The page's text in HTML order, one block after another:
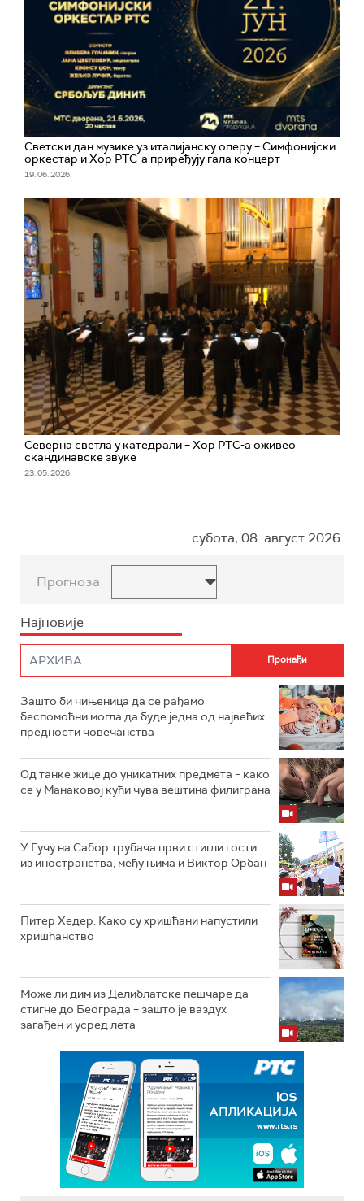
Светски дан музике уз италијанску оперу – Симфонијски
оркестар и Хор РТС-а приређују гала концерт
19. 06. 2026.
Северна светла у катедрали – Хор РТС-а оживео
скандинавске звуке
23. 05. 2026.
субота, 08. август 2026.
Прогноза
Најновије
Зашто би чињеница да се рађамо
беспомоћни могла да буде једна од највећих
предности човечанства
Од танке жице до уникатних предмета – како
се у Манаковој кући чува вештина филиграна
У Гучу на Сабор трубача први стигли гости
из иностранства, међу њима и Виктор Орбан
Питер Хедер: Како су хришћани напустили
хришћанство
Може ли дим из Делиблатске пешчаре да
стигне до Београда – зашто је ваздух
загађен и усред лета